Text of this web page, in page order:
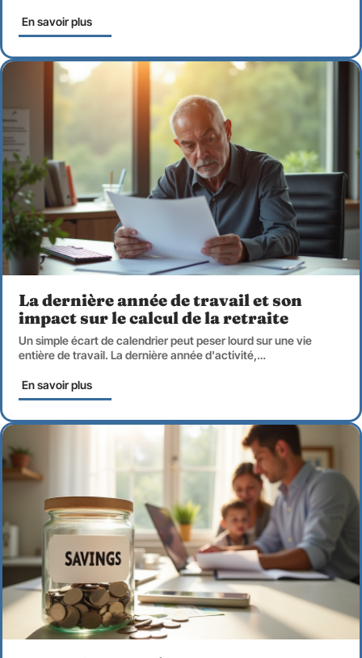
En savoir plus
La dernière année de travail et son
impact sur le calcul de la retraite
Un simple écart de calendrier peut peser lourd sur une vie
entière de travail. La dernière année d'activité,…
En savoir plus